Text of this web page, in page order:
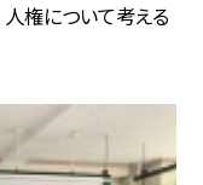
人権について考える